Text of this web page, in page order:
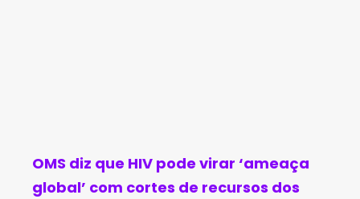
OMS diz que HIV pode virar ‘ameaça
global’ com cortes de recursos dos